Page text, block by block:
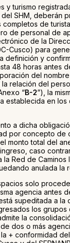
y turismo
SHM, deberán
completos de
de personal de
de la
Cusco) para
definición y
48 horas antes
del nombre
relación del
“B-2”), la
establecida en los
a dicha
por concepto de
monto total del
caso
Red de Caminos
anulada la
solo
agencia antes
supeditada a la
los grupos
la
dos o más
+ conformidad